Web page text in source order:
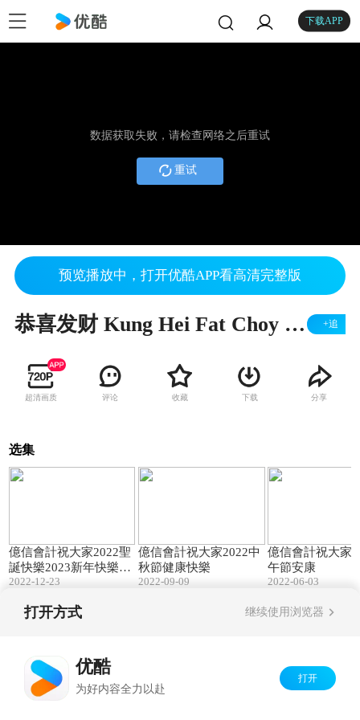
下载APP
数据获取失败，请检查网络之后重试
重试
预览播放中，打开优酷APP看高清完整版
恭喜发财 Kung Hei Fat Choy - 时艺媒体 DK Media +追
超清画质 评论 收藏 下载 分享
选集
億信會計祝大家2022聖
誕快樂2023新年快樂！
祝大家身體健康！
2022-12-23
億信會計祝大家2022中
秋節健康快樂
2022-09-09
億信會計祝大家
午節安康
2022-06-03
打开方式 继续使用浏览器
优酷
为好内容全力以赴
打开